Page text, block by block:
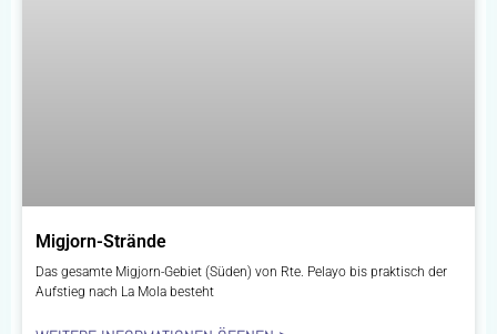
Migjorn-Strände
Das gesamte Migjorn-Gebiet (Süden) von Rte. Pelayo bis praktisch der
Aufstieg nach La Mola besteht